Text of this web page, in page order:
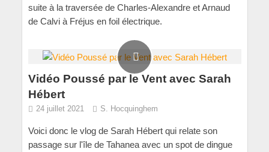
suite à la traversée de Charles-Alexandre et Arnaud
de Calvi à Fréjus en foil électrique.
Vidéo Poussé par le Vent avec Sarah
Hébert
24 juillet 2021 S. Hocquinghem
Voici donc le vlog de Sarah Hébert qui relate son
passage sur l'île de Tahanea avec un spot de dingue